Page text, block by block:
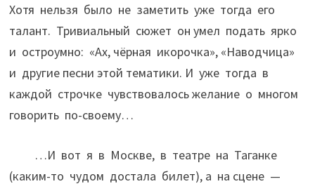
Хотя нельзя было не заметить уже тогда его
талант. Тривиальный сюжет он умел подать ярко
и остроумно: «Ах, чёрная икорочка», «Наводчица»
и другие песни этой тематики. И уже тогда в
каждой строчке чувствовалось желание о многом
говорить по-своему…
…И вот я в Москве, в театре на Таганке
(каким-то чудом достала билет), а на сцене —